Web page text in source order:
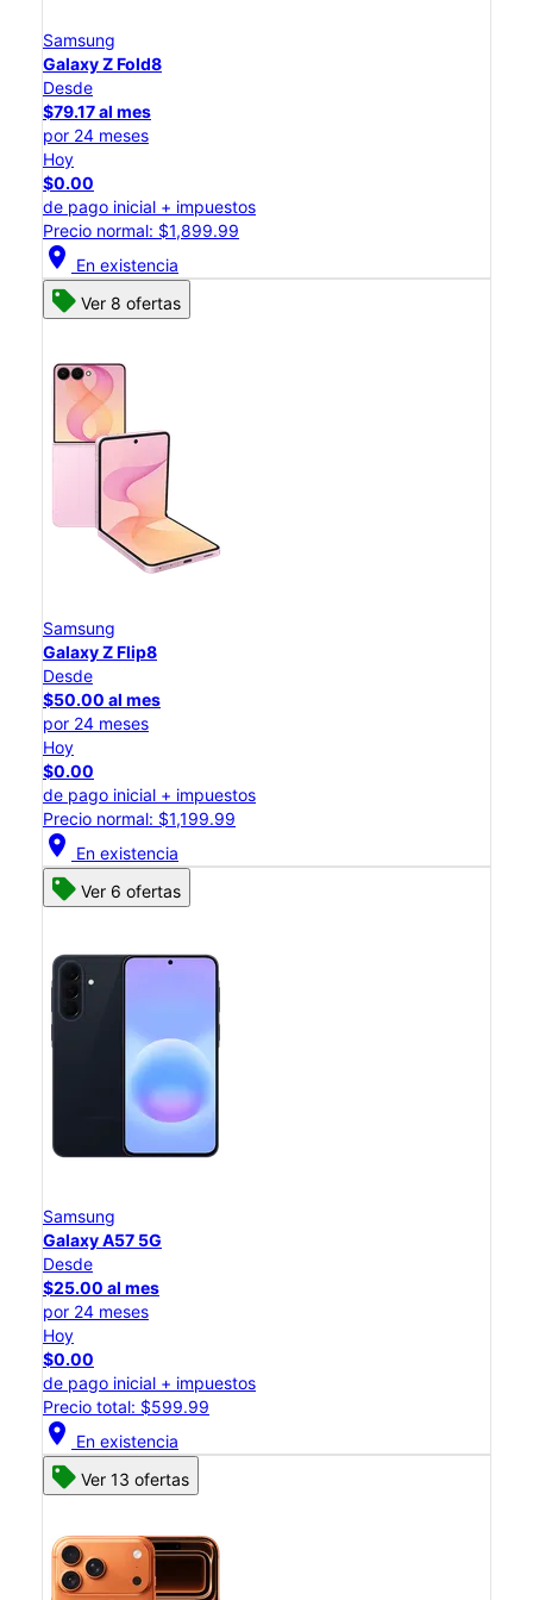
Samsung
Galaxy Z Fold8
Desde
$79.17 al mes
por 24 meses
Hoy
$0.00
de pago inicial + impuestos
Precio normal: $1,899.99
location_on En existencia
Ver 8 ofertas
Samsung
Galaxy Z Flip8
Desde
$50.00 al mes
por 24 meses
Hoy
$0.00
de pago inicial + impuestos
Precio normal: $1,199.99
location_on En existencia
Ver 6 ofertas
Samsung
Galaxy A57 5G
Desde
$25.00 al mes
por 24 meses
Hoy
$0.00
de pago inicial + impuestos
Precio total: $599.99
location_on En existencia
Ver 13 ofertas